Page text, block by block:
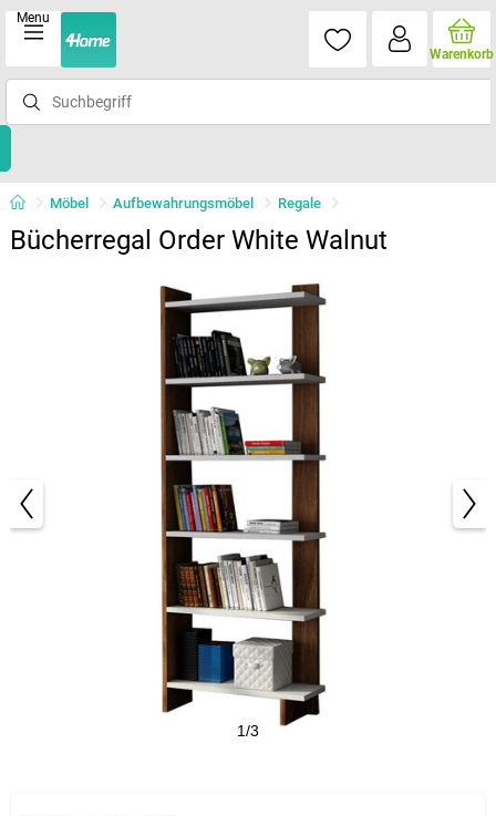
Menu
Warenkorb
Möbel Aufbewahrungsmöbel Regale
Bücherregal Order White Walnut
1/3